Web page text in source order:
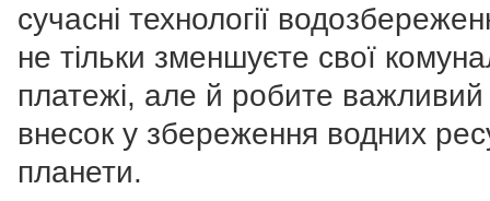
сучасні технології
не тільки зменшуєте свої
платежі, але й робите важливий
внесок у збереження водних
планети.